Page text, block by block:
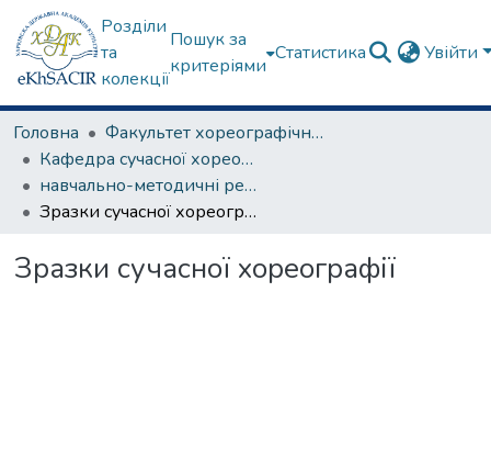
Розділи
та
колекції
Пошук за
критеріями
Статистика Увійти
Головна
Факультет хореографічного мистецтва
Кафедра сучасної хореографії та спортивно-оздоровчих технологій
навчально-методичні рекомендації, програми дисциплін
Зразки сучасної хореографії
Зразки сучасної хореографії